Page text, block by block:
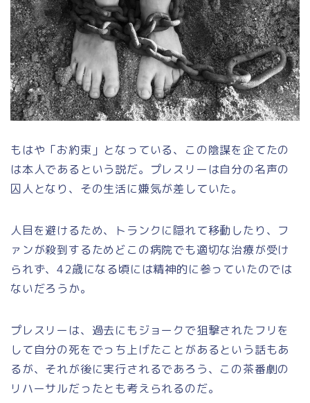
もはや「お約束」となっている、この陰謀を企てたの
は本人であるという説だ。プレスリーは自分の名声の
囚人となり、その生活に嫌気が差していた。
人目を避けるため、トランクに隠れて移動したり、フ
ァンが殺到するためどこの病院でも適切な治療が受け
られず、42歳になる頃には精神的に参っていたのでは
ないだろうか。
プレスリーは、過去にもジョークで狙撃されたフリを
して自分の死をでっち上げたことがあるという話もあ
るが、それが後に実行されるであろう、この茶番劇の
リハーサルだったとも考えられるのだ。